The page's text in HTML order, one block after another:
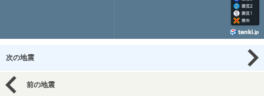
次の地震
前の地震